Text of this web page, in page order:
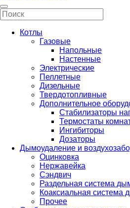
Котлы
Газовые
Напольные
Настенные
Электрические
Пеллетные
Дизельные
Твердотопливные
Дополнительное
Стабилизаторы
Термостаты
Ингибиторы
Дозаторы
Дымоудаление и
Оцинковка
Нержавейка
Сэндвич
Раздельная система
Коаксиальная система
Прочее